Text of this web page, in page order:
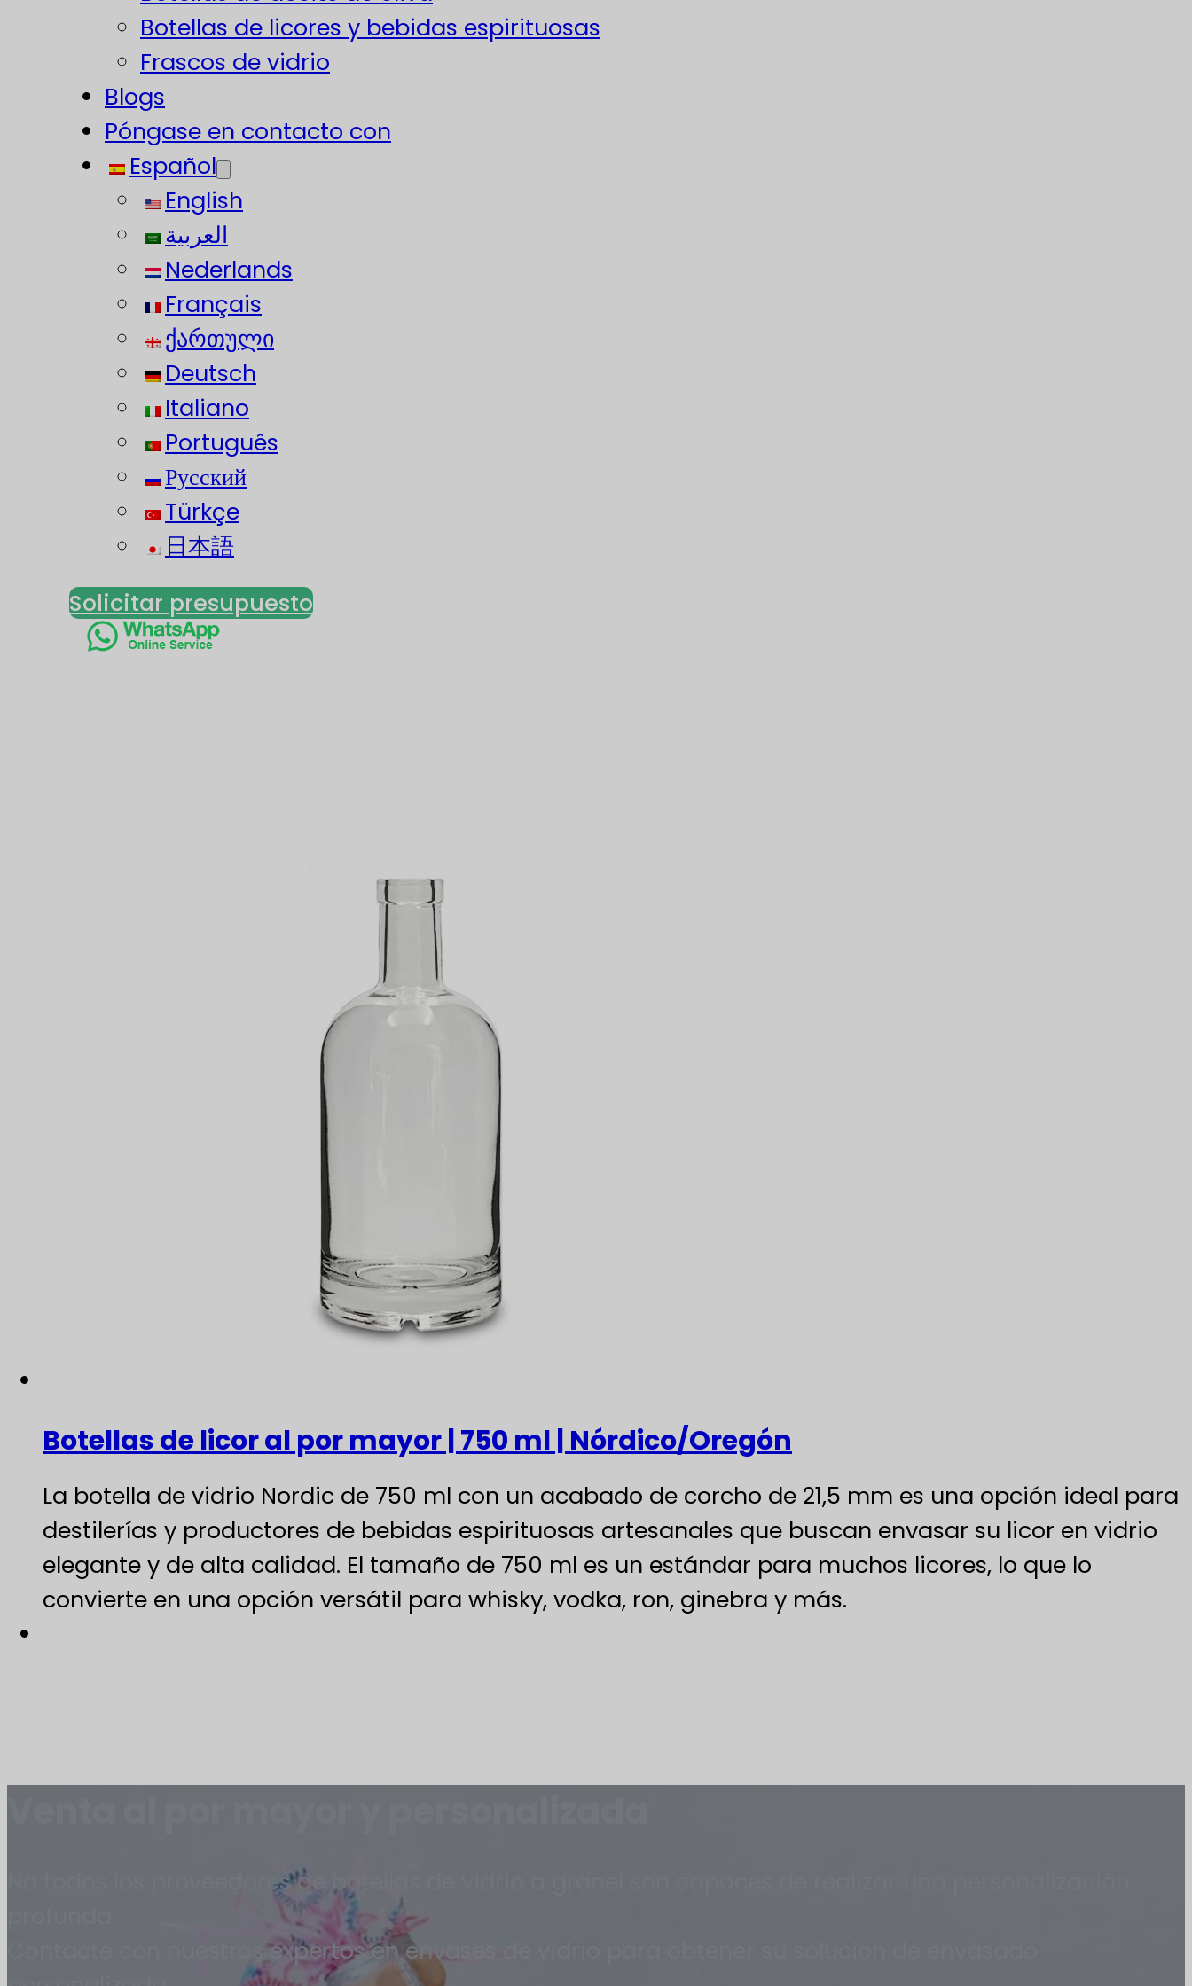
Botellas de licores y bebidas espirituosas
Frascos de vidrio
Blogs
Póngase en contacto con
Español
English
العربية
Nederlands
Français
ქართული
Deutsch
Italiano
Português
Русский
Türkçe
日本語
Solicitar presupuesto
Botellas de licor al por mayor | 750 ml | Nórdico/Oregón
La botella de vidrio Nordic de 750 ml con un acabado de corcho de 21,5 mm es una opción ideal para
destilerías y productores de bebidas espirituosas artesanales que buscan envasar su licor en vidrio
elegante y de alta calidad. El tamaño de 750 ml es un estándar para muchos licores, lo que lo
convierte en una opción versátil para whisky, vodka, ron, ginebra y más.
No todos los proveedores de botellas de vidrio a granel son capaces de realizar una personalización
Contacte con nuestros expertos en envases de vidrio para obtener su solución de envasado